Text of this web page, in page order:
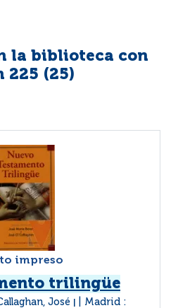
la biblioteca con
225 (25)
impreso
trilingüe
José
Madrid :